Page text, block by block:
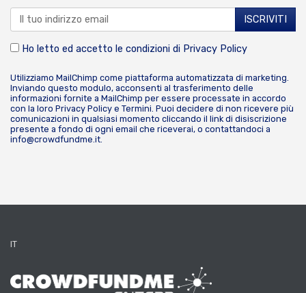
Ho letto ed accetto le condizioni di Privacy Policy
Utilizziamo MailChimp come piattaforma automatizzata di marketing.
Inviando questo modulo, acconsenti al trasferimento delle
informazioni fornite a MailChimp per essere processate in accordo
con la loro Privacy Policy e Termini. Puoi decidere di non ricevere più
comunicazioni in qualsiasi momento cliccando il link di disiscrizione
presente a fondo di ogni email che riceverai, o contattandoci a
info@crowdfundme.it.
IT